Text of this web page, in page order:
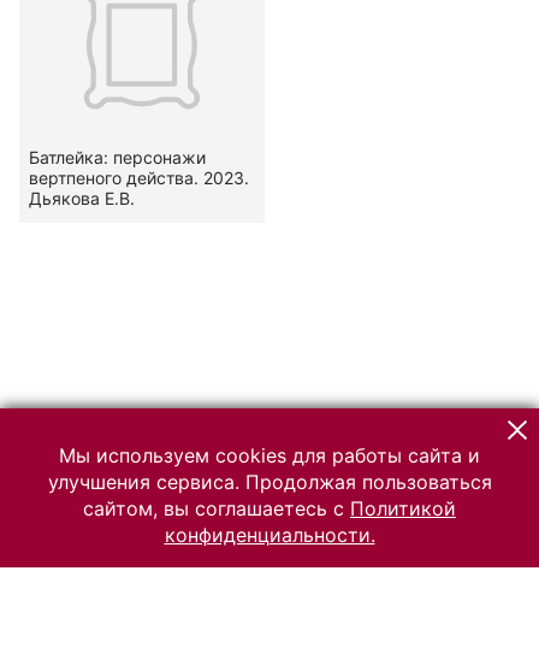
Батлейка: персонажи
вертпеного действа. 2023.
Дьякова Е.В.
Мы используем cookies для работы сайта и
улучшения сервиса. Продолжая пользоваться
сайтом, вы соглашаетесь с Политикой
конфиденциальности.